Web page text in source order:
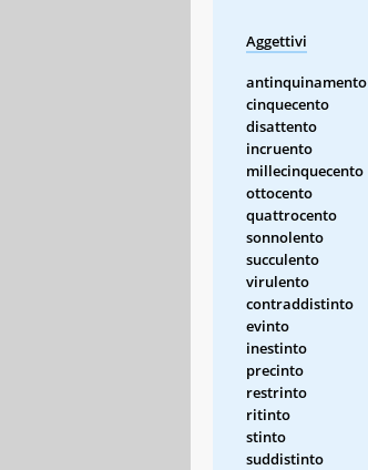
Aggettivi
antinquinamento
cinquecento
disattento
incruento
millecinquecento
ottocento
quattrocento
sonnolento
succulento
virulento
contraddistinto
evinto
inestinto
precinto
restrinto
ritinto
stinto
suddistinto